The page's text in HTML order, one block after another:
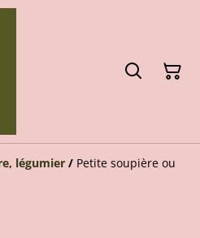
légumier / Petite soupière ou